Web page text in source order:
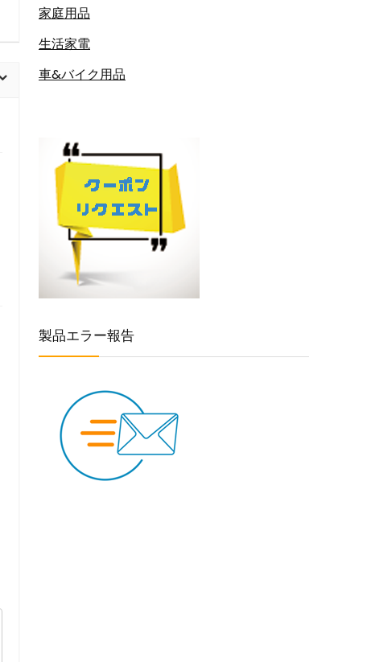
家庭用品
生活家電
車&バイク用品
製品エラー報告